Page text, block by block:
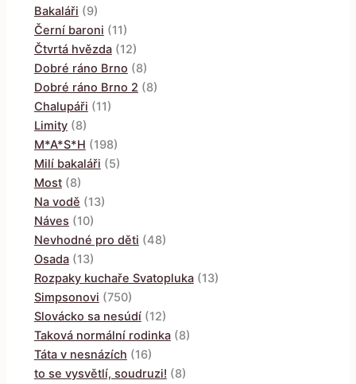
Bakaláři (9)
Černí baroni (11)
Čtvrtá hvězda(12)
Dobré ráno Brno (8)
Dobré ráno Brno 2 (8)
Chalupáři (11)
Limity(8)
M*A*S*H (198)
Milí bakaláři (5)
Most(8)
Na vodě (13)
Náves (10)
Nevhodné pro děti (48)
Osada(13)
Rozpaky kuchaře Svatopluka(13)
Simpsonovi (750)
Slovácko sa nesúdí(12)
Taková normální rodinka(8)
Táta v nesnázích (16)
to se vysvětlí, soudruzi! (8)